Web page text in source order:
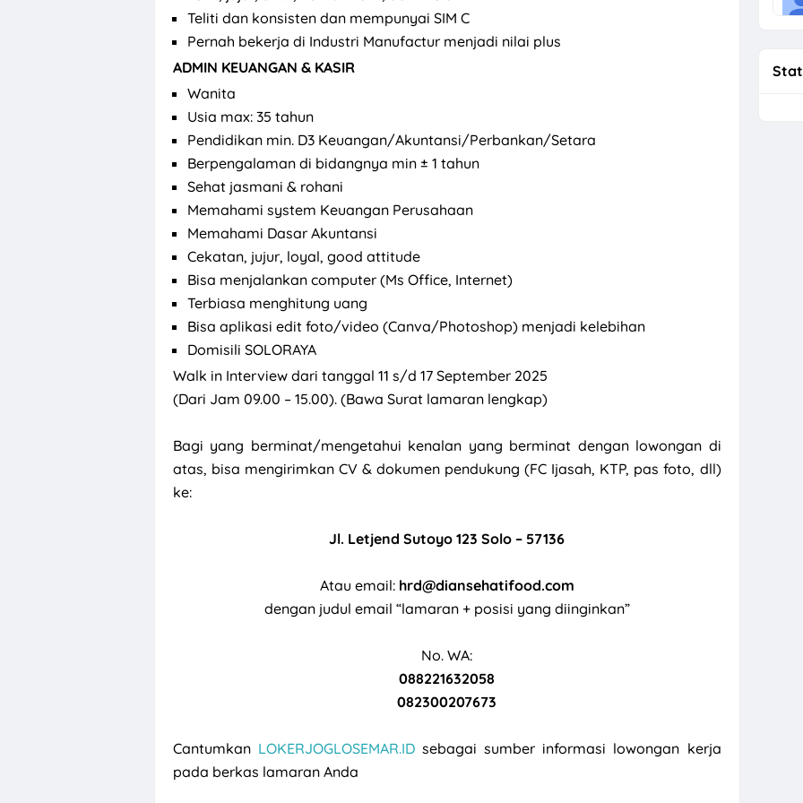
Teliti dan konsisten dan mempunyai SIM C
Pernah bekerja di Industri Manufactur menjadi nilai plus
ADMIN KEUANGAN & KASIR
Wanita
Usia max: 35 tahun
Pendidikan min. D3 Keuangan/Akuntansi/Perbankan/Setara
Berpengalaman di bidangnya min ± 1 tahun
Sehat jasmani & rohani
Memahami system Keuangan Perusahaan
Memahami Dasar Akuntansi
Cekatan, jujur, loyal, good attitude
Bisa menjalankan computer (Ms Office, Internet)
Terbiasa menghitung uang
Bisa aplikasi edit foto/video (Canva/Photoshop) menjadi kelebihan
Domisili SOLORAYA
Walk in Interview dari tanggal 11 s/d 17 September 2025
(Dari Jam 09.00 – 15.00). (Bawa Surat lamaran lengkap)
Bagi yang berminat/mengetahui kenalan yang berminat dengan lowongan di
atas, bisa mengirimkan CV & dokumen pendukung (FC Ijasah, KTP, pas foto, dll)
ke:
Jl. Letjend Sutoyo 123 Solo – 57136
Atau email: hrd@diansehatifood.com
dengan judul email “lamaran + posisi yang diinginkan”
No. WA:
088221632058
082300207673
Cantumkan LOKERJOGLOSEMAR.ID sebagai sumber informasi lowongan kerja
pada berkas lamaran Anda